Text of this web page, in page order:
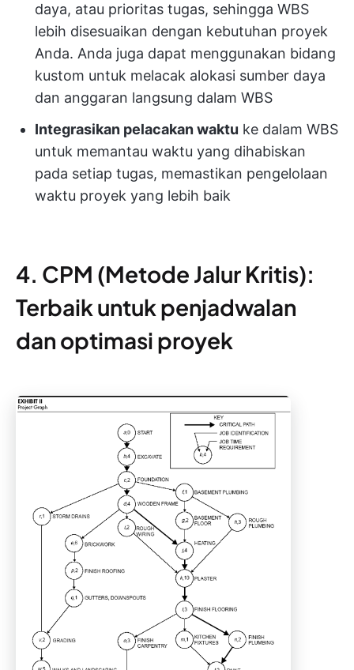
daya, atau prioritas tugas, sehingga WBS
lebih disesuaikan dengan kebutuhan proyek
Anda. Anda juga dapat menggunakan bidang
kustom untuk melacak alokasi sumber daya
dan anggaran langsung dalam WBS
Integrasikan pelacakan waktu ke dalam WBS
untuk memantau waktu yang dihabiskan
pada setiap tugas, memastikan pengelolaan
waktu proyek yang lebih baik
4. CPM (Metode Jalur Kritis):
Terbaik untuk penjadwalan
dan optimasi proyek